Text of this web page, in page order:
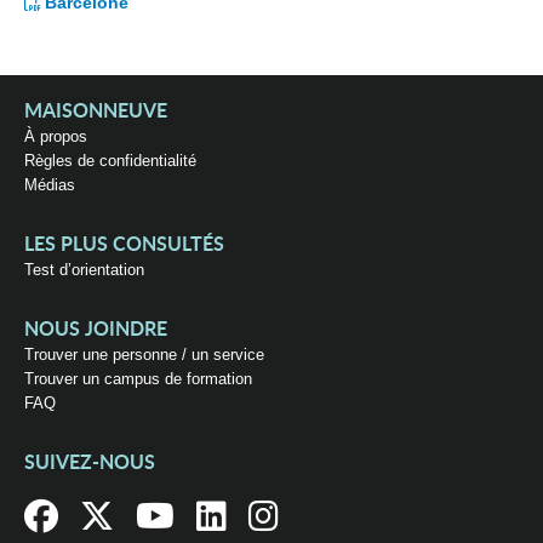
MAISONNEUVE
À propos
Règles de confidentialité
Médias
LES PLUS CONSULTÉS
Test d’orientation
NOUS JOINDRE
Trouver une personne / un service
Trouver un campus de formation
FAQ
SUIVEZ-NOUS